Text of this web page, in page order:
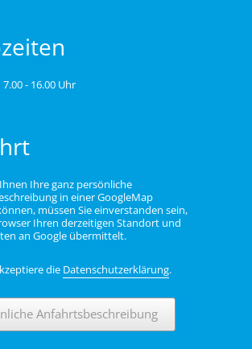
7.00 - 16.00 Uhr
Ihre ganz persönliche
in einer GoogleMap
müssen Sie einverstanden sein,
Ihren derzeitigen Standort und
an Google übermittelt.
die Datenschutzerklärung.
Anfahrtsbeschreibung